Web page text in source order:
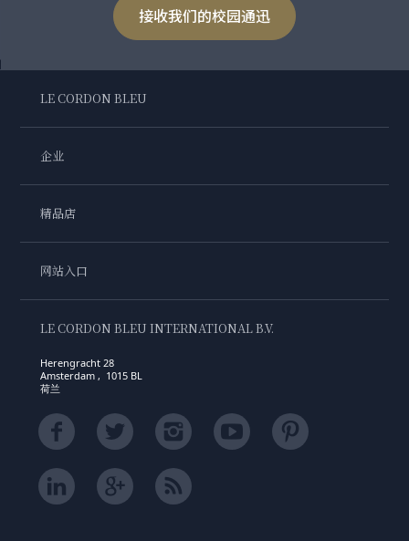
接收我们的校园通迅
LE CORDON BLEU
企业
精品店
网站入口
LE CORDON BLEU INTERNATIONAL B.V.
Herengracht 28
Amsterdam , 1015 BL
荷兰